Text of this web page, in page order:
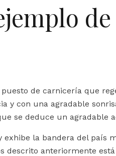
de
de carnicería que
y con una agradable
se deduce un agradable
la bandera del país
descrito anteriormente